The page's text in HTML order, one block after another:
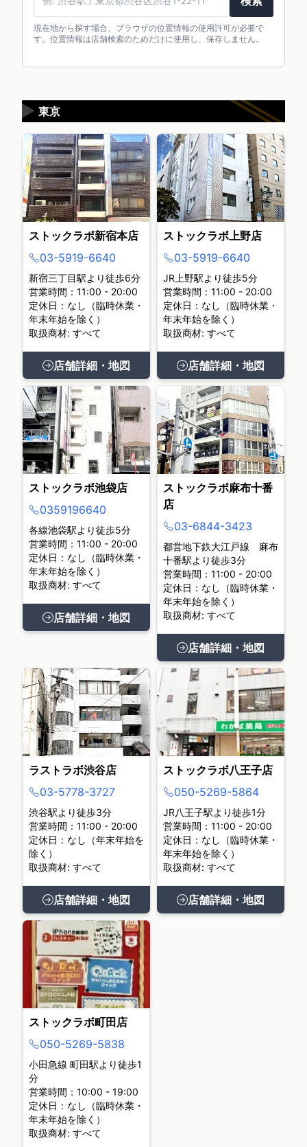
現在地から探す場合、ブラウザの位置情報の使用許可が必要で
す。位置情報は店舗検索のためだけに使用し、保存しません。
東京
▶
ストックラボ新宿本店
03-5919-6640
新宿三丁目駅より徒歩6分
営業時間：11:00 - 20:00
定休日：なし（臨時休業・
年末年始を除く）
取扱商材: すべて
店舗詳細・地図
ストックラボ上野店
03-5919-6640
JR上野駅より徒歩5分
営業時間：11:00 - 20:00
定休日：なし（臨時休業・
年末年始を除く）
取扱商材: すべて
店舗詳細・地図
ストックラボ池袋店
0359196640
各線池袋駅より徒歩5分
営業時間：11:00 - 20:00
定休日：なし（臨時休業・
年末年始を除く）
取扱商材: すべて
店舗詳細・地図
ストックラボ麻布十番
店
03-6844-3423
都営地下鉄大江戸線 麻布
十番駅より徒歩3分
営業時間：11:00 - 20:00
定休日：なし（臨時休業・
年末年始を除く）
取扱商材: すべて
店舗詳細・地図
ラストラボ渋谷店
03-5778-3727
渋谷駅より徒歩3分
営業時間：11:00 - 20:00
定休日：なし（年末年始を
除く）
取扱商材: すべて
店舗詳細・地図
ストックラボ八王子店
050-5269-5864
JR八王子駅より徒歩1分
営業時間：11:00 - 20:00
定休日：なし（臨時休業・
年末年始を除く）
取扱商材: すべて
店舗詳細・地図
ストックラボ町田店
050-5269-5838
小田急線 町田駅より徒歩1
分
営業時間：10:00 - 19:00
定休日：なし（臨時休業・
年末年始を除く）
取扱商材: すべて